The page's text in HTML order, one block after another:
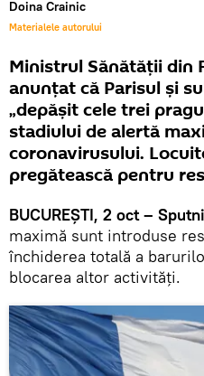
Doina Crainic
Materialele autorului
Ministrul Sănătăţii din
anunţat că Parisul și
„depășit cele trei
stadiului de alertă
coronavirusului.
pregătească pentru
BUCUREŞTI, 2 oct –
maximă sunt introduse
închiderea totală a
blocarea altor activități.